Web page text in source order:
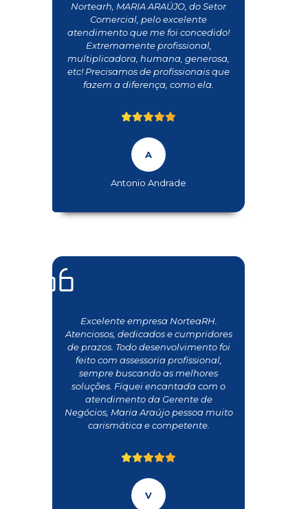
Nortearh, MARIA ARAÚJO, do Setor
Comercial, pelo excelente
atendimento que me foi concedido!
Extremamente profissional,
multiplicadora, humana, generosa,
etc! Precisamos de profissionais que
fazem a diferença, como ela.
Antonio Andrade
Excelente empresa NorteaRH.
Atenciosos, dedicados e cumpridores
de prazos. Todo desenvolvimento foi
feito com assessoria profissional,
sempre buscando as melhores
soluções. Fiquei encantada com o
atendimento da Gerente de
Negócios, Maria Araújo pessoa muito
carismática e competente.